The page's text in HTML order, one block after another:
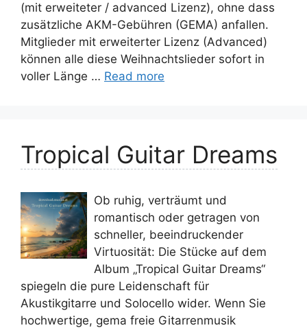
(mit erweiteter / advanced Lizenz), ohne dass
zusätzliche AKM-Gebühren (GEMA) anfallen.
Mitglieder mit erweiterter Lizenz (Advanced)
können alle diese Weihnachtslieder sofort in
voller Länge … Read more
Tropical Guitar Dreams
Ob ruhig, verträumt und
romantisch oder getragen von
schneller, beeindruckender
Virtuosität: Die Stücke auf dem
Album „Tropical Guitar Dreams“
spiegeln die pure Leidenschaft für
Akustikgitarre und Solocello wider. Wenn Sie
hochwertige, gema freie Gitarrenmusik